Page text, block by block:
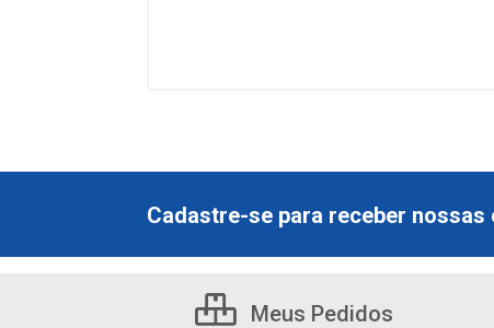
Cadastre-se para receber nossas
Meus Pedidos